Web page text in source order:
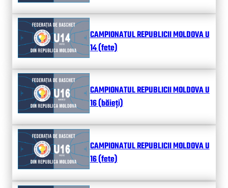
CAMPIONATUL REPUBLICII MOLDOVA U
14 (fete)
CAMPIONATUL REPUBLICII MOLDOVA U
16 (băieți)
CAMPIONATUL REPUBLICII MOLDOVA U
16 (fete)